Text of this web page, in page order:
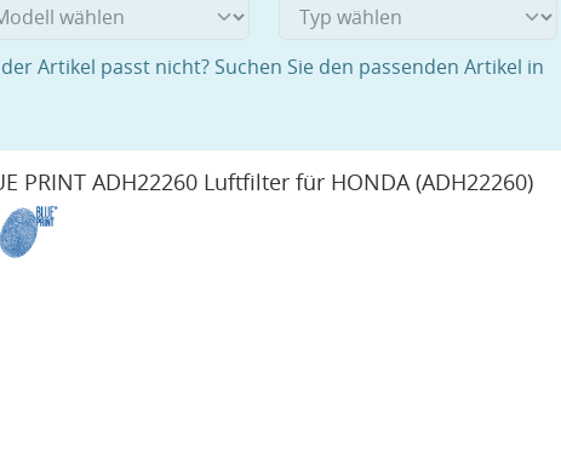
Artikel passt nicht? Suchen Sie den passenden Artikel in
PRINT ADH22260 Luftfilter für HONDA(ADH22260)